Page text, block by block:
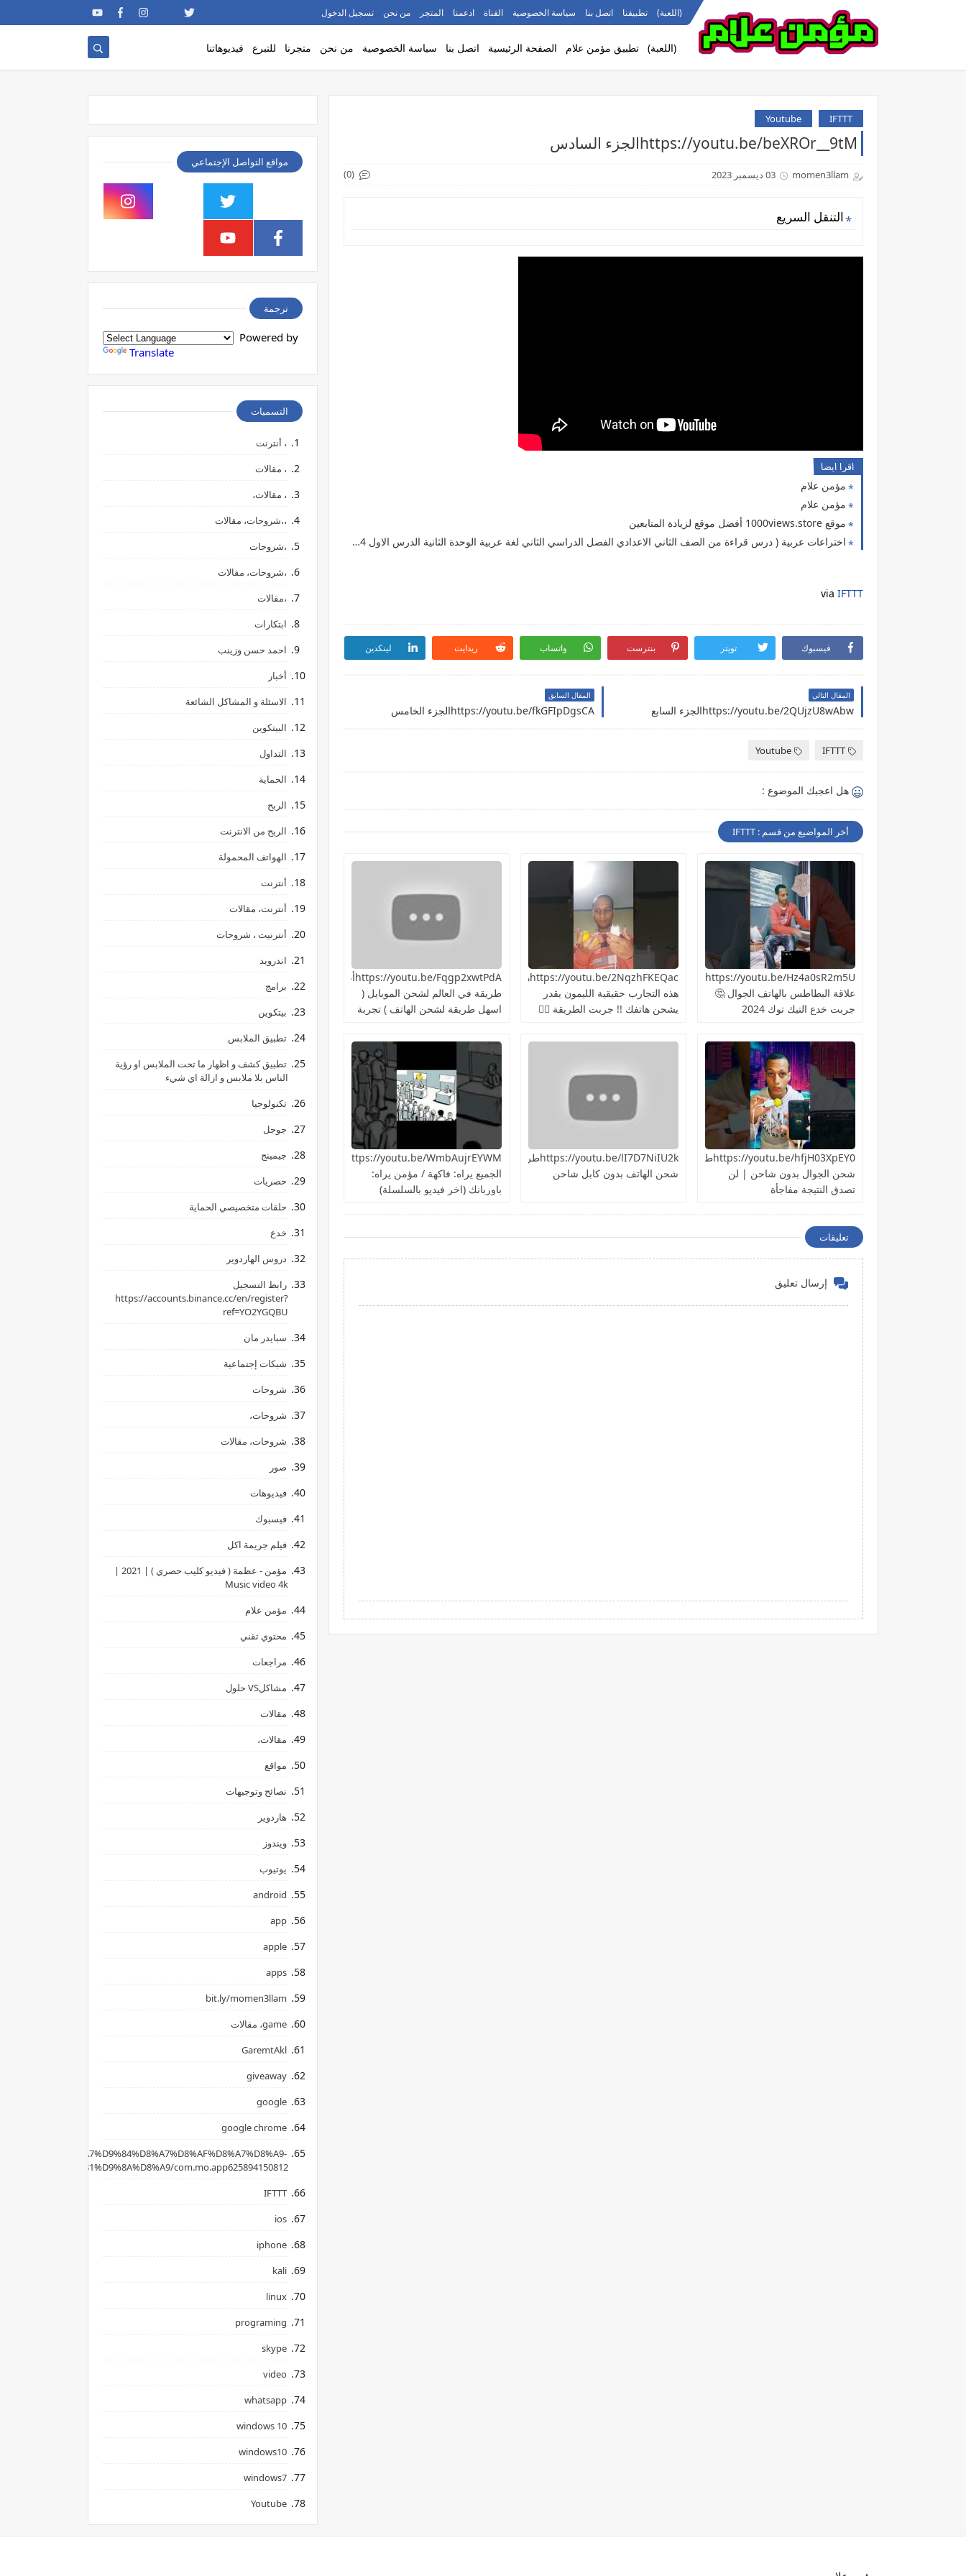
(اللعبة) تطبيقنا اتصل بنا سياسة الخصوصية القناة ادعمنا المتجر من نحن تسجيل الدخول
(اللعبة) تطبيق مؤمن علام الصفحة الرئيسية اتصل بنا سياسة الخصوصية من نحن متجرنا للتبرع فيديوهاتنا
IFTTT
Youtube
https://youtu.be/beXROr__9tMالجزء السادس
momen3llam 03 ديسمبر 2023 (0)
التنقل السريع
اقرا ايضا
مؤمن علام
مؤمن علام
موقع 1000views.store أفضل موقع لزيادة المتابعين
اختراعات عربية ( درس قراءة من الصف الثاني الاعدادي الفصل الدراسي الثاني لغة عربية الوحدة الثانية الدرس الاول 2024 ) عباس بن فرناس - الحسن بن الهيثم - احمد بن ماجد - ابن سينا عالم الطب
via IFTTT
فيسبوك تويتر بنترست واتساب ريدايت لينكدين
المقال التالي
https://youtu.be/2QUjzU8wAbwالجزء السابع
المقال السابق
https://youtu.be/fkGFIpDgsCAالجزء الخامس
IFTTT
Youtube
هل اعجبك الموضوع :
أخر المواضيع من قسم : IFTTT
علاقة البطاطس بالهاتف الجوال 🤔
جربت خدع التيك توك 2024
https://youtu.be/2NqzhFKEQacهل
هذه التجارب حقيقية الليمون يقدر
يشحن هاتفك !! جربت الطريقة 👍🏻
https://youtu.be/Fqgp2xwtPdAأغرب
طريقة في العالم لشحن الموبايل (
اسهل طريقة لشحن الهاتف ) تجربة
https://youtu.be/hfjH03XpEY0طريقة
شحن الجوال بدون شاحن | لن
تصدق النتيجة مفاجأة
https://youtu.be/lI7D7NiIU2kطريقة
شحن الهاتف بدون كابل شاحن
الجميع يراه: فاكهة / مؤمن يراه:
باوربانك (اخر فيديو بالسلسلة)
تعليقات
إرسال تعليق
مواقع التواصل الإجتماعي
ترجمة
Powered by
Translate
التسميات
، أنترنت
، مقالات
، مقالات،
،،شروحات، مقالات
،شروحات
،شروحات، مقالات
،مقالات
ابتكارات
احمد حسن وزينب
أخبار
الاسئلة و المشاكل الشائعة
البيتكوين
التداول
الحماية
الربح
الربح من الانترنت
الهواتف المحمولة
أنترنت
أنترنت، مقالات
أنترنيت ، شروحات
اندرويد
برامج
بيتكوين
تطبيق الملابس
تطبيق كشف و اظهار ما تحت الملابس او رؤية
الناس بلا ملابس و ازالة اي شيء
تكنولوجيا
جوجل
جيمينج
حصريات
حلقات متخصيصي الحماية
خدع
دروس الهاردوير
رابط ‏التسجيل
‏https://accounts.binance.cc/en/register?
ref=YO2YGQBU ‏
سبايدر مان
شبكات إجتماعية
شروحات
شروحات،
شروحات، مقالات
صور
فيديوهات
فيسبوك
فيلم جريمة اكل
مؤمن - عظمة ( فيديو كليب حصري ) | 2021 |
Music video 4k
مؤمن علام
محتوي تقني
مراجعات
مشاكلVS حلول
مقالات
مقالات،
مواقع
نصائح وتوجيهات
هاردوير
ويندوز
يوتيوب
android
app
apple
apps
bit.ly/momen3llam
game، مقالات
GaremtAkl
giveaway
google
google chrome
ar/%D8%A7%D9%84%D8%A7%D8%AF%D8%A7%D8%A9-
com.mo.app625894150812
IFTTT
ios
iphone
kali
linux
programing
skype
video
whatsapp
windows 10
windows10
windows7
Youtube